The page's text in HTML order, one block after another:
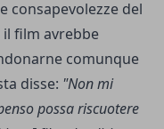
consapevolezze del
film avrebbe
comunque
disse: "Non mi
possa riscuotere